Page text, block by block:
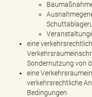
eine
Sondernutzung von
eine
verkehrsrechtliche
Bedingungen